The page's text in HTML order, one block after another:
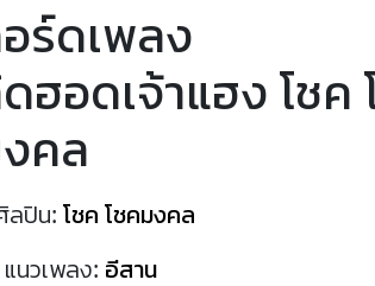
ร์ดเพลง
ฮอดเจ้าแฮง โชค
คล
ลปิน: โชค โชคมงคล
แนวเพลง: อีสาน